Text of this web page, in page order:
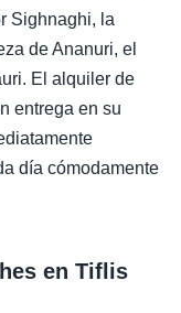
Sighnaghi, la
de Ananuri, el
El alquiler de
entrega en su
día cómodamente
en Tiflis